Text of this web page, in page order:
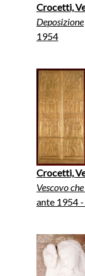
Crocetti,
Deposizione
1954
Crocetti,
Vescovo
ante 1954